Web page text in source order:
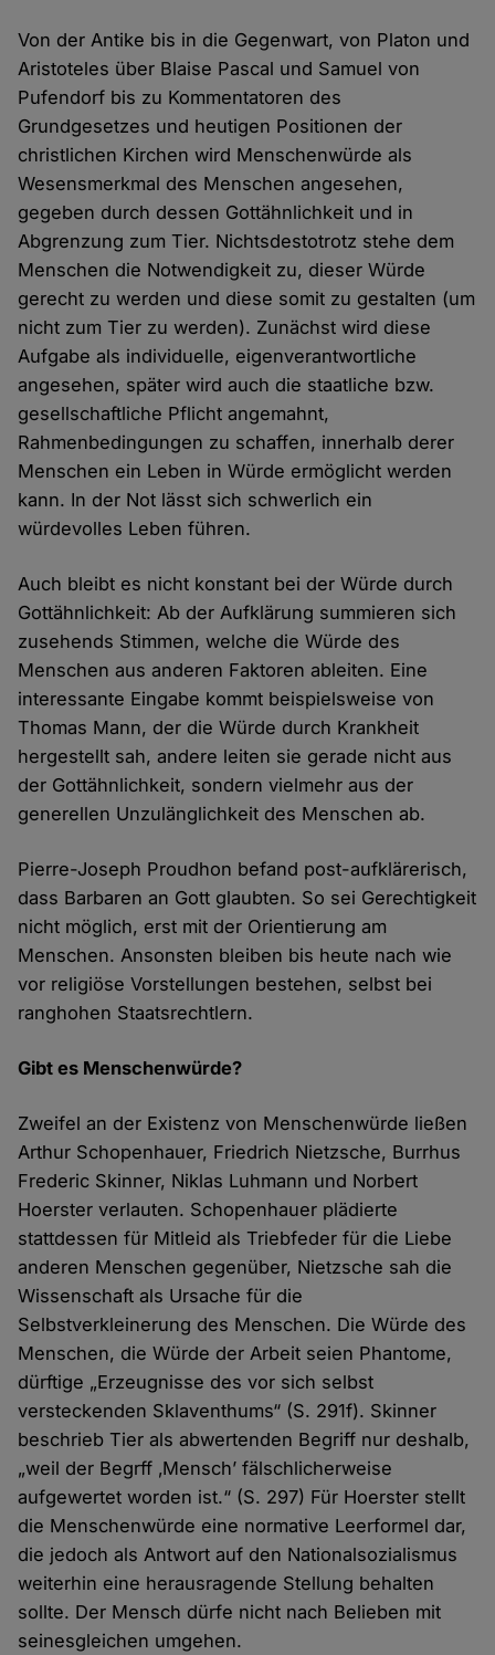
Von der Antike bis in die Gegenwart, von Platon und
Aristoteles über Blaise Pascal und Samuel von
Pufendorf bis zu Kommentatoren des
Grundgesetzes und heutigen Positionen der
christlichen Kirchen wird Menschenwürde als
Wesensmerkmal des Menschen angesehen,
gegeben durch dessen Gottähnlichkeit und in
Abgrenzung zum Tier. Nichtsdestotrotz stehe dem
Menschen die Notwendigkeit zu, dieser Würde
gerecht zu werden und diese somit zu gestalten (um
nicht zum Tier zu werden). Zunächst wird diese
Aufgabe als individuelle, eigenverantwortliche
angesehen, später wird auch die staatliche bzw.
gesellschaftliche Pflicht angemahnt,
Rahmenbedingungen zu schaffen, innerhalb derer
Menschen ein Leben in Würde ermöglicht werden
kann. In der Not lässt sich schwerlich ein
würdevolles Leben führen.
Auch bleibt es nicht konstant bei der Würde durch
Gottähnlichkeit: Ab der Aufklärung summieren sich
zusehends Stimmen, welche die Würde des
Menschen aus anderen Faktoren ableiten. Eine
interessante Eingabe kommt beispielsweise von
Thomas Mann, der die Würde durch Krankheit
hergestellt sah, andere leiten sie gerade nicht aus
der Gottähnlichkeit, sondern vielmehr aus der
generellen Unzulänglichkeit des Menschen ab.
Pierre-Joseph Proudhon befand post-aufklärerisch,
dass Barbaren an Gott glaubten. So sei Gerechtigkeit
nicht möglich, erst mit der Orientierung am
Menschen. Ansonsten bleiben bis heute nach wie
vor religiöse Vorstellungen bestehen, selbst bei
ranghohen Staatsrechtlern.
Gibt es Menschenwürde?
Zweifel an der Existenz von Menschenwürde ließen
Arthur Schopenhauer, Friedrich Nietzsche, Burrhus
Frederic Skinner, Niklas Luhmann und Norbert
Hoerster verlauten. Schopenhauer plädierte
stattdessen für Mitleid als Triebfeder für die Liebe
anderen Menschen gegenüber, Nietzsche sah die
Wissenschaft als Ursache für die
Selbstverkleinerung des Menschen. Die Würde des
Menschen, die Würde der Arbeit seien Phantome,
dürftige „Erzeugnisse des vor sich selbst
versteckenden Sklaventhums“ (S. 291f). Skinner
beschrieb Tier als abwertenden Begriff nur deshalb,
„weil der Begrff ‚Mensch’ fälschlicherweise
aufgewertet worden ist.“ (S. 297) Für Hoerster stellt
die Menschenwürde eine normative Leerformel dar,
die jedoch als Antwort auf den Nationalsozialismus
weiterhin eine herausragende Stellung behalten
sollte. Der Mensch dürfe nicht nach Belieben mit
seinesgleichen umgehen.